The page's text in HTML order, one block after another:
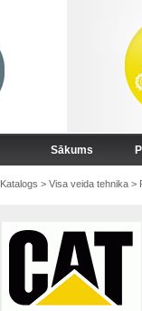
Sākums
Katalogs > Visa veida tehnika>